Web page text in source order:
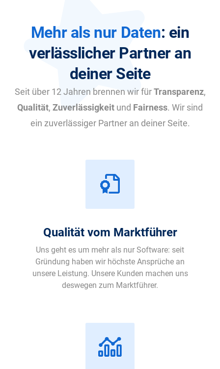
Mehr als nur Daten: ein
verlässlicher Partner an
deiner Seite
Seit über 12 Jahren brennen wir fürTransparenz,
Qualität, Zuverlässigkeit und Fairness. Wir sind
ein zuverlässiger Partner an deiner Seite.
Qualität vom Marktführer
Uns geht es um mehr als nur Software: seit
Gründung haben wir höchste Ansprüche an
unsere Leistung. Unsere Kunden machen uns
deswegen zum Marktführer.